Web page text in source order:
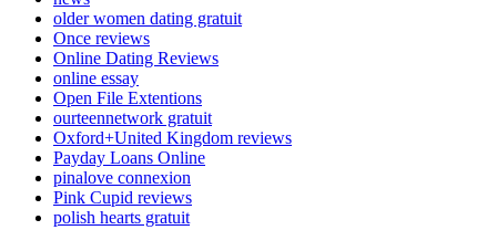
older women dating gratuit
Once reviews
Online Dating Reviews
online essay
Open File Extentions
ourteennetwork gratuit
Oxford+United Kingdom reviews
Payday Loans Online
pinalove connexion
Pink Cupid reviews
polish hearts gratuit